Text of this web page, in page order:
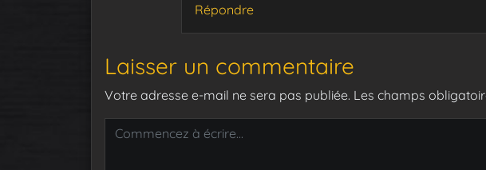
Répondre
Laisser un commentaire
Votre adresse e-mail ne sera pas publiée. Les champs